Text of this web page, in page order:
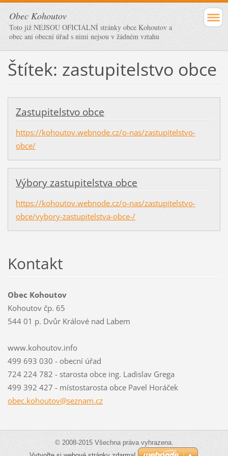
Obec Kohoutov
Toto již NEJSOU OFICIÁLNÍ stránky obce Kohoutov a
obec ani obecní úřad s nimi nejsou v žádném vztahu
Štítek: zastupitelstvo obce
Zastupitelstvo obce
https://kohoutov.webnode.cz/o-nas/zastupitelstvo-
obce/
Výbory zastupitelstva obce
https://kohoutov.webnode.cz/o-nas/zastupitelstvo-
obce/vybory-zastupitelstva-obce-/
Kontakt
Obec Kohoutov
Kohoutov čp. 65
544 01 p. Dvůr Králové nad Labem
www.kohoutov.info
499 693 030 - obecní úřad
724 224 782 - starosta obce ing. Ladislav Grega
499 392 427 - místostarosta obce Pavel Horáček
obec.kohoutov@seznam.cz
© 2008-2015 Všechna práva vyhrazena.